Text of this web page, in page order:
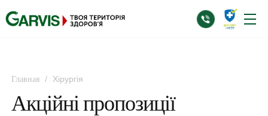
Главная / Хірургія
Акційні пропозиції